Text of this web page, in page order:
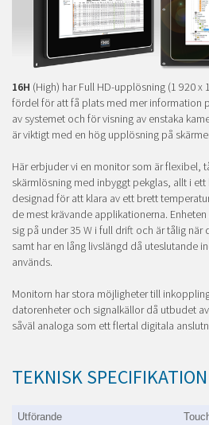
16H (High) har Full HD-upplösning (1 920 x
fördel för att få plats med mer information
av systemet och för visning av enstaka
är viktigt med en hög upplösning på
Här erbjuder vi en monitor som är flexibel,
skärmlösning med inbyggt pekglas, allt i
designad för att klara av ett brett
de mest krävande applikationerna.
sig på under 35 W i full drift och är tålig
samt har en lång livslängd då uteslutande
används.
Monitorn har stora möjligheter till
datorenheter och signalkällor då utbudet
såväl analoga som ett flertal digitala
TEKNISK SPECIFIKATION
Utförande